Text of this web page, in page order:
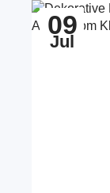
09
Jul
Zum Beitrag
Uhr